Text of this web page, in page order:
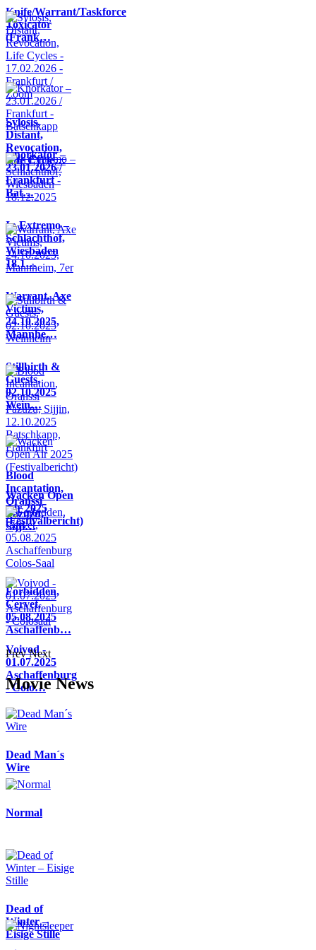
Knife/Warrant/Taskforce
Toxicator
(Frank…
Sylosis,
Distant,
Revocation,
Life Cycle…
Knorkator –
23.01.2026 /
Frankfurt -
Bat…
In Extremo –
Schlachthof,
Wiesbaden
18.1…
Warrant, Axe
Victims,
24.10.2025,
Mannhe…
Stillbirth &
Guests,
02.10.2025
Wein…
Blood
Incantation,
Oranssi
Pazuzu,
Sijji…
Wacken Open
Air 2025
(Festivalbericht)
Forbidden,
Cervet,
05.08.2025
Aschaffenb…
Voivod -
01.07.2025
Aschaffenburg
- Colo…
Prev Next
Movie News
Dead Man´s
Wire
Normal
Dead of
Winter –
Eisige Stille